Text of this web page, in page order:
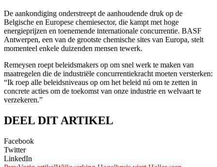
De aankondiging onderstreept de aanhoudende druk op de
Belgische en Europese chemiesector, die kampt met hoge
energieprijzen en toenemende internationale concurrentie. BASF
Antwerpen, een van de grootste chemische sites van Europa, stelt
momenteel enkele duizenden mensen tewerk.
Remeysen roept beleidsmakers op om snel werk te maken van
maatregelen die de industriële concurrentiekracht moeten versterken:
“Ik roep alle beleidsniveaus op om het beleid nú om te zetten in
concrete acties om de toekomst van onze industrie en welvaart te
verzekeren.”
DEEL DIT ARTIKEL
Facebook
Twitter
LinkedIn